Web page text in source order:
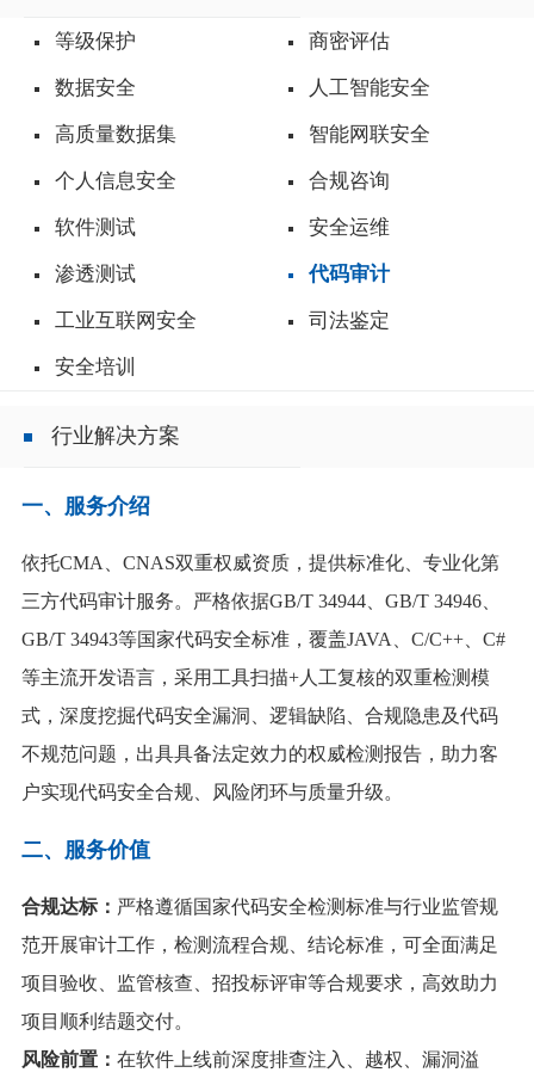
等级保护 商密评估
数据安全 人工智能安全
高质量数据集 智能网联安全
个人信息安全 合规咨询
软件测试 安全运维
渗透测试 代码审计
工业互联网安全 司法鉴定
安全培训
行业解决方案
一、服务介绍
依托CMA、CNAS双重权威资质，提供标准化、专业化第
三方代码审计服务。严格依据GB/T 34944、GB/T 34946、
GB/T 34943等国家代码安全标准，覆盖JAVA、C/C++、C#
等主流开发语言，采用工具扫描+人工复核的双重检测模
式，深度挖掘代码安全漏洞、逻辑缺陷、合规隐患及代码
不规范问题，出具具备法定效力的权威检测报告，助力客
户实现代码安全合规、风险闭环与质量升级。
二、服务价值
合规达标： 严格遵循国家代码安全检测标准与行业监管规
范开展审计工作，检测流程合规、结论标准，可全面满足
项目验收、监管核查、招投标评审等合规要求，高效助力
项目顺利结题交付。
风险前置： 在软件上线前深度排查注入、越权、漏洞溢